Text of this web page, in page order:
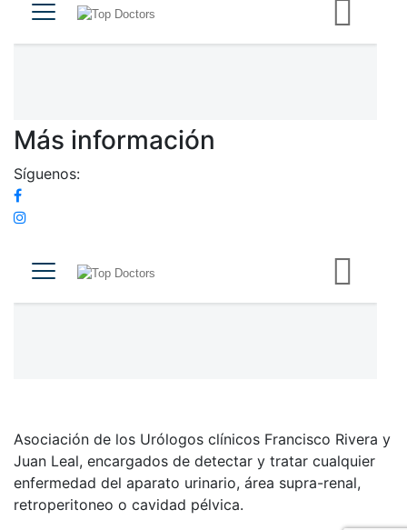
Más información
Síguenos:
Asociación de los Urólogos clínicos Francisco Rivera y
Juan Leal, encargados de detectar y tratar cualquier
enfermedad del aparato urinario, área supra-renal,
retroperitoneo o cavidad pélvica.